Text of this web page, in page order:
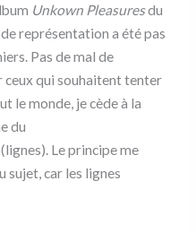
Unkown Pleasuresdu
représentation a été pas
Pas de mal de
qui souhaitent tenter
le monde, je cède à la
du
Le principe me
sujet, car les lignes